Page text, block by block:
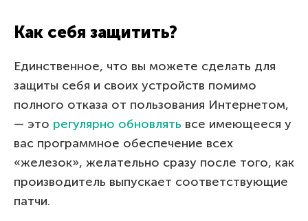
Как себя защитить?
Единственное, что вы можете сделать для
защиты себя и своих устройств помимо
полного отказа от пользования Интернетом,
— это регулярно обновлять все имеющееся у
вас программное обеспечение всех
«железок», желательно сразу после того, как
производитель выпускает соответствующие
патчи.